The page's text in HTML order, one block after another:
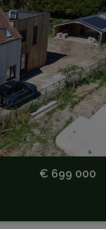
€ 699 000
SLPK.
3
GARAGE
Ja